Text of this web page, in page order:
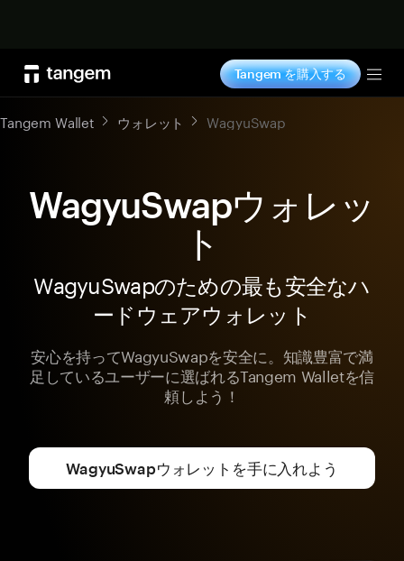
Tangem を購入する
Tangem Wallet ウォレット WagyuSwap
WagyuSwapウォレッ
ト
WagyuSwapのための最も安全なハ
ードウェアウォレット
安心を持ってWagyuSwapを安全に。知識豊富で満
足しているユーザーに選ばれるTangem Walletを信
頼しよう！
WagyuSwapウォレットを手に入れよう